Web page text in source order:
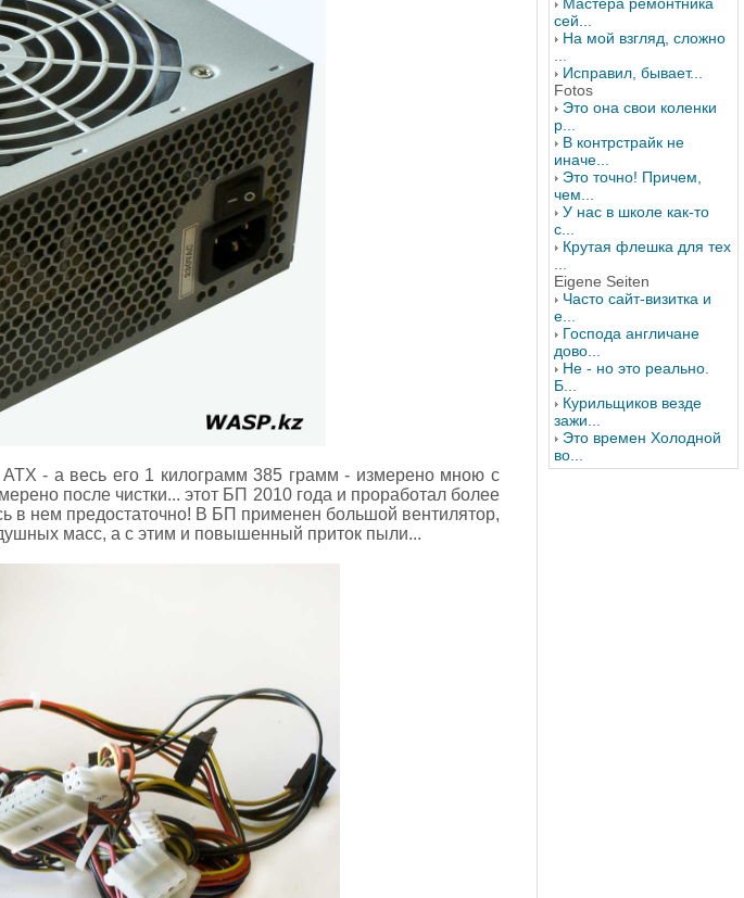
- а весь его 1 килограмм 385 грамм - измерено мною с
после чистки... этот БП 2010 года и проработал более
в нем предостаточно! В БП применен большой вентилятор,
масс, а с этим и повышенный приток пыли...
сей...
На мой взгляд, сложно
Исправил, бывает...
Fotos
Это она свои коленки
р...
В контрстрайк не
иначе...
Это точно! Причем,
чем...
У нас в школе как-то
с...
Крутая флешка для тех
Eigene Seiten
Часто сайт-визитка и
е...
Господа англичане
дово...
Не - но это реально.
Б...
Курильщиков везде
зажи...
Это времен Холодной
во...